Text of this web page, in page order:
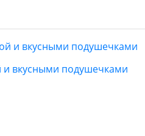
и вкусными подушечками